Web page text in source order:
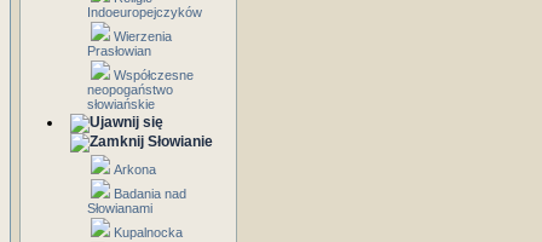
Indoeuropejczyków
Wierzenia
Prasłowian
Współczesne
neopogaństwo
słowiańskie
Słowianie
Arkona
Badania nad
Słowianami
Kupalnocka